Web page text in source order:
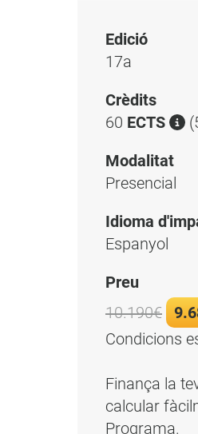
Edició
17a
Crèdits
60 ECTS
Modalitat
Presencial
Idioma
Espanyol
Preu
10.190€
Condicions
Finança la
calcular
Programa.